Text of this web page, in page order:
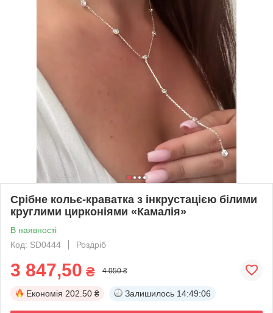
Срібне кольє-краватка з інкрустацією білими
круглими цирконіями «Камалія»
В наявності
Код: SD0444
Роздріб
3 847,50 ₴ 4 050 ₴
Економія 202.50 ₴ Залишилось 14:49:06